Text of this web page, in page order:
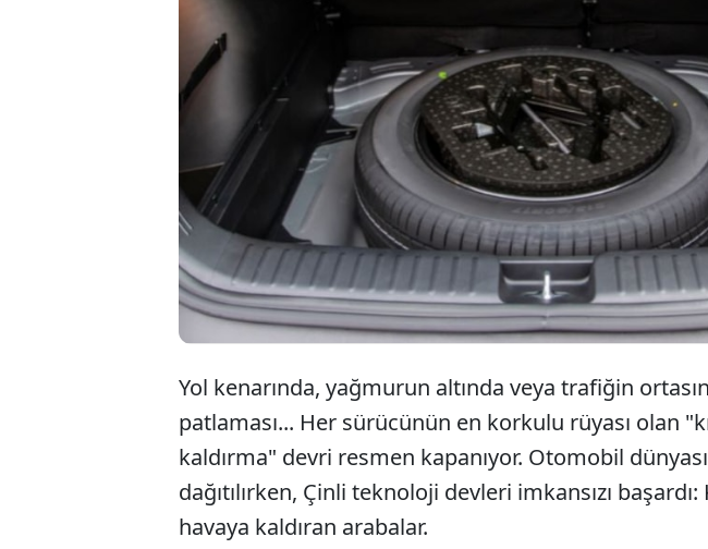
Teknoloji geliştikçe hayatımızın dört bir
ediyor. Akıllı telefonlar ve
arabalarda sürekli olarak
arabada olan bu eşya artık tarihe
Yol kenarında, yağmurun altında veya trafiğin
patlaması... Her sürücünün en korkulu rüyası olan
kaldırma" devri resmen kapanıyor. Otomobil
dağıtılırken, Çinli teknoloji devleri imkansızı
havaya kaldıran arabalar.